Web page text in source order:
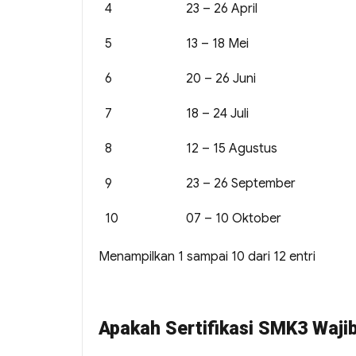
4 23 – 26 April
5 13 – 18 Mei
6 20 – 26 Juni
7 18 – 24 Juli
8 12 – 15 Agustus
9 23 – 26 September
10 07 – 10 Oktober
Menampilkan 1 sampai 10 dari 12 entri
Apakah Sertifikasi SMK3